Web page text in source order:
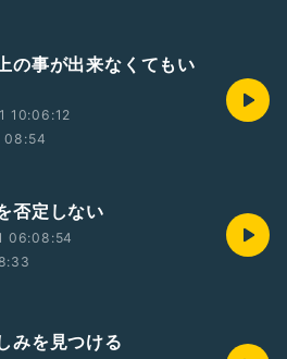
の事が出来なくてもい
10:06:12
08:54
否定しない
06:08:54
みを見つける